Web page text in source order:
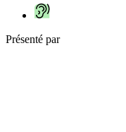
Présenté par